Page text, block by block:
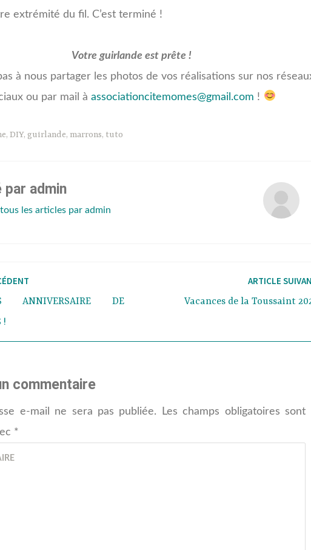
extrémité du fil. C’est terminé !
Votre guirlande est prête !
à nous partager les photos de vos réalisations sur nos
ou par mail àassociationcitemomes@gmail.com !
, DIY, guirlande, marrons, tuto
par admin
les articles par admin
ANNIVERSAIRE DE
!
ARTICLE
Vacances de la Toussaint
commentaire
e-mail ne sera pas publiée.
Les champs obligatoires sont
*